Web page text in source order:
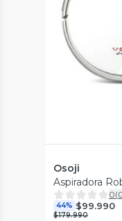
Osoji
Aspiradora
0(
44% $99.990
$179.990